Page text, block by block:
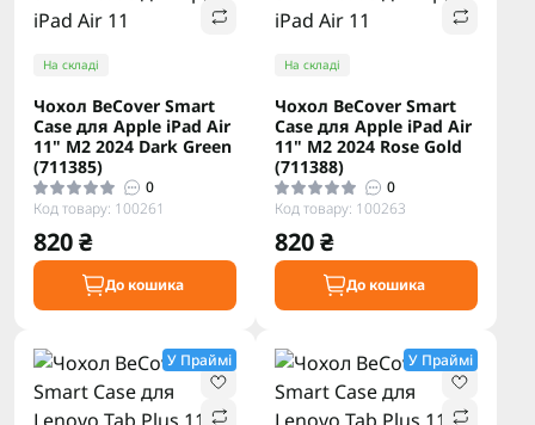
На складі
Чохол BeCover Smart
Case для Apple iPad Air
11" M2 2024 Dark Green
(711385)
0
Код товару: 100261
820 ₴
До кошика
На складі
Чохол BeCover Smart
Case для Apple iPad Air
11" M2 2024 Rose Gold
(711388)
0
Код товару: 100263
820 ₴
До кошика
У Праймі У Праймі